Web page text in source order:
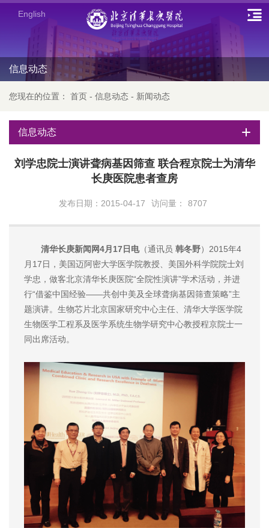
English
信息动态
您现在的位置： 首页 - 信息动态 - 新闻动态
信息动态
刘学忠院士演讲聋病基因筛查 联合程京院士为清华
长庚医院患者查房
发布日期：2015-04-17 访问量： 8707
清华长庚新闻网4月17日电（通讯员 韩冬野）2015年4
月17日，美国迈阿密大学医学院教授、美国外科学院院士刘
学忠，做客北京清华长庚医院“全院性演讲”学术活动，并进
行“借鉴中国经验——共创中美及全球聋病基因筛查策略”主
题演讲。生物芯片北京国家研究中心主任、清华大学医学院
生物医学工程系及医学系统生物学研究中心教授程京院士一
同出席活动。